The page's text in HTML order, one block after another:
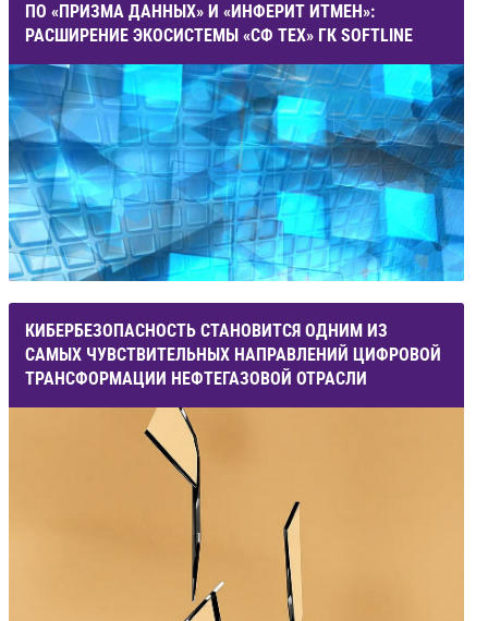
ПО «ПРИЗМА ДАННЫХ» И «ИНФЕРИТ ИТМЕН»:
РАСШИРЕНИЕ ЭКОСИСТЕМЫ «СФ ТЕХ» ГК SOFTLINE
КИБЕРБЕЗОПАСНОСТЬ СТАНОВИТСЯ ОДНИМ ИЗ
САМЫХ ЧУВСТВИТЕЛЬНЫХ НАПРАВЛЕНИЙ ЦИФРОВОЙ
ТРАНСФОРМАЦИИ НЕФТЕГАЗОВОЙ ОТРАСЛИ